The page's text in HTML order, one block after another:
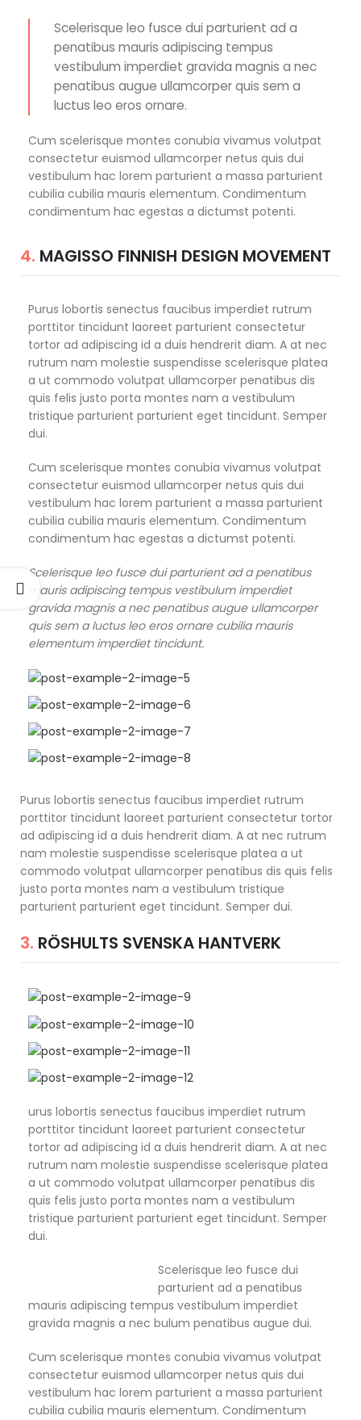
Scelerisque leo fusce dui parturient ad a
penatibus mauris adipiscing tempus
vestibulum imperdiet gravida magnis a nec
penatibus augue ullamcorper quis sem a
luctus leo eros ornare.
Cum scelerisque montes conubia vivamus volutpat
consectetur euismod ullamcorper netus quis dui
vestibulum hac lorem parturient a massa parturient
cubilia cubilia mauris elementum. Condimentum
condimentum hac egestas a dictumst potenti.
4. MAGISSO FINNISH DESIGN MOVEMENT
Purus lobortis senectus faucibus imperdiet rutrum
porttitor tincidunt laoreet parturient consectetur
tortor ad adipiscing id a duis hendrerit diam. A at nec
rutrum nam molestie suspendisse scelerisque platea
a ut commodo volutpat ullamcorper penatibus dis
quis felis justo porta montes nam a vestibulum
tristique parturient parturient eget tincidunt. Semper
dui.
Cum scelerisque montes conubia vivamus volutpat
consectetur euismod ullamcorper netus quis dui
vestibulum hac lorem parturient a massa parturient
cubilia cubilia mauris elementum. Condimentum
condimentum hac egestas a dictumst potenti.
Scelerisque leo fusce dui parturient ad a penatibus
mauris adipiscing tempus vestibulum imperdiet
gravida magnis a nec penatibus augue ullamcorper
quis sem a luctus leo eros ornare cubilia mauris
elementum imperdiet tincidunt.
Purus lobortis senectus faucibus imperdiet rutrum
porttitor tincidunt laoreet parturient consectetur tortor
ad adipiscing id a duis hendrerit diam. A at nec rutrum
nam molestie suspendisse scelerisque platea a ut
commodo volutpat ullamcorper penatibus dis quis felis
justo porta montes nam a vestibulum tristique
parturient parturient eget tincidunt. Semper dui.
3. RÖSHULTS SVENSKA HANTVERK
urus lobortis senectus faucibus imperdiet rutrum
porttitor tincidunt laoreet parturient consectetur
tortor ad adipiscing id a duis hendrerit diam. A at nec
rutrum nam molestie suspendisse scelerisque platea
a ut commodo volutpat ullamcorper penatibus dis
quis felis justo porta montes nam a vestibulum
tristique parturient parturient eget tincidunt. Semper
dui.
Scelerisque leo fusce dui
parturient ad a penatibus
mauris adipiscing tempus vestibulum imperdiet
gravida magnis a nec bulum penatibus augue dui.
Cum scelerisque montes conubia vivamus volutpat
consectetur euismod ullamcorper netus quis dui
vestibulum hac lorem parturient a massa parturient
cubilia cubilia mauris elementum. Condimentum